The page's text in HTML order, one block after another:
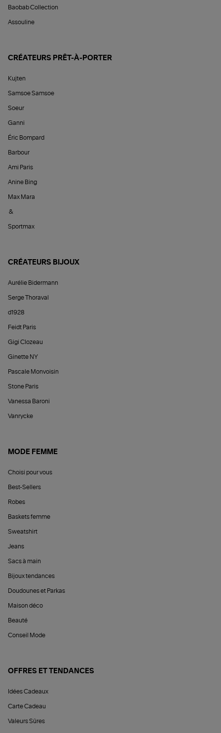
Baobab Collection
Assouline
CRÉATEURS PRÊT-À-PORTER
Kujten
Samsoe Samsoe
Soeur
Ganni
Éric Bompard
Barbour
Ami Paris
Anine Bing
Max Mara
&
Sportmax
CRÉATEURS BIJOUX
Aurélie Bidermann
Serge Thoraval
d1928
Feidt Paris
Gigi Clozeau
Ginette NY
Pascale Monvoisin
Stone Paris
Vanessa Baroni
Vanrycke
MODE FEMME
Choisi pour vous
Best-Sellers
Robes
Baskets femme
Sweatshirt
Jeans
Sacs à main
Bijoux tendances
Doudounes et Parkas
Maison déco
Beauté
Conseil Mode
OFFRES ET TENDANCES
Idées Cadeaux
Carte Cadeau
Valeurs Sûres